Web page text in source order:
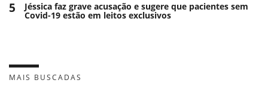
5 Jéssica faz grave acusação e sugere que pacientes sem
Covid-19 estão em leitos exclusivos
MAIS BUSCADAS